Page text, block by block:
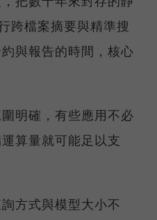
跨檔案摘要與精準搜
與報告的時間，核心
明確，有些應用不必
算量就可能足以支
方式與模型大小不